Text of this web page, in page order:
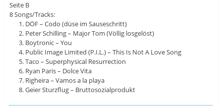
Seite B
8 Songs/Tracks:
DÖF – Codo (düse im Sauseschritt)
Peter Schilling – Major Tom (Völlig losgelöst)
Boytronic – You
Public Image Limited (P.I.L.) – This Is Not A Love Song
Taco – Superphysical Resurrection
Ryan Paris – Dolce Vita
Righeira – Vamos a la playa
Geier Sturzflug – Bruttosozialprodukt